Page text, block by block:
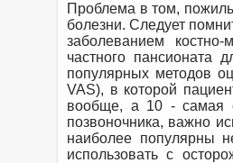
Проблема в том,
болезни. Следует
заболеванием
частного
популярных методов
VAS), в которой
вообще, а 10 - самая
позвоночника, важно
наиболее популярны
использовать с